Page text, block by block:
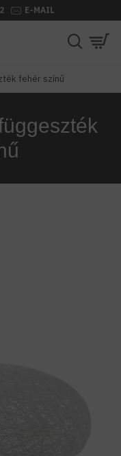
2 E-MAIL
fehér színű